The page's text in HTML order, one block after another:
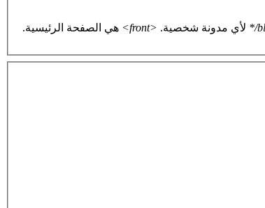
لأي مدونة شخصية. <front>
هي الصفحة الرئيسية.